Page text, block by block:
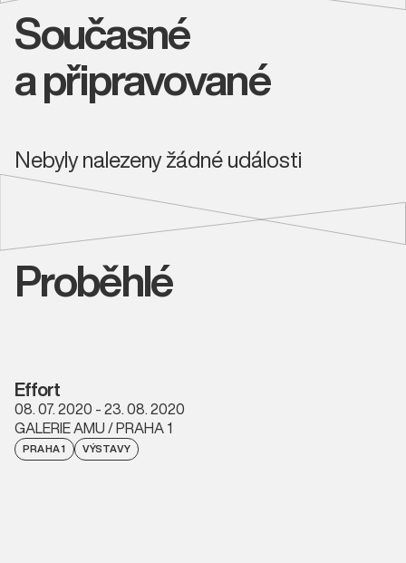
Současné
a připravované
Nebyly nalezeny žádné události
Proběhlé
Effort
08. 07. 2020 - 23. 08. 2020
GALERIE AMU / PRAHA 1
PRAHA 1 VÝSTAVY